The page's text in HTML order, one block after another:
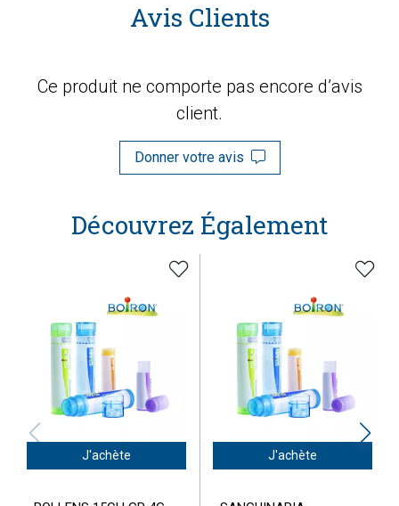
Avis Clients
Ce produit ne comporte pas encore d’avis
client.
Donner votre avis
Découvrez Également
J'achète J'achète